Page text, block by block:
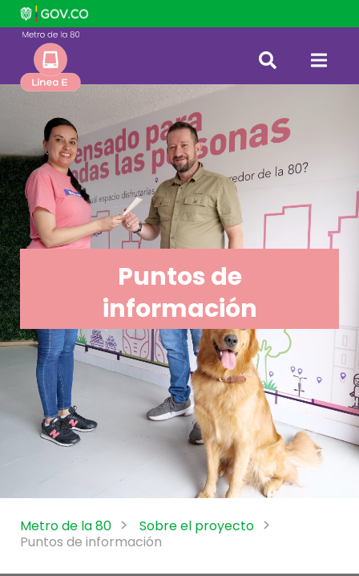
Puntos de
información
Metro de la 80
Sobre el proyecto
Puntos de información